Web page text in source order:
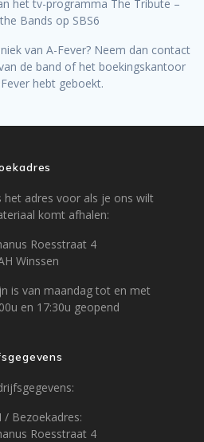
het tv-programma The Tribute –
Bands op SBS6
van A-Fever? Neem dan contact
de band of het boekingskantoor
hebt geboekt.
het adres voor als je ons wilt
komt afhalen:
Roesstraat 4
Winssen
is van maandag tot en met
en 17:30u geopend
/ Bezoekadres:
Roesstraat 4